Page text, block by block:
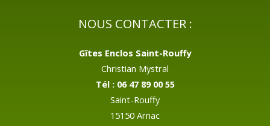
NOUS CONTACTER :
Gîtes Enclos Saint-Rouffy
Christian Mystral
Tél : 06 47 89 00 55
Saint-Rouffy
15150 Arnac